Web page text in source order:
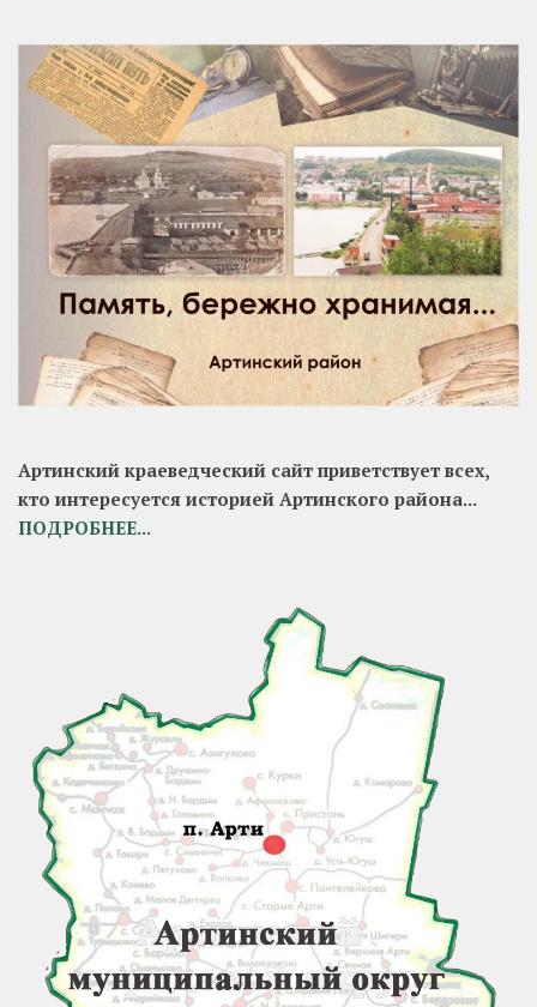
Артинский краеведческий сайт приветствует всех,
кто интересуется историей Артинского района...
ПОДРОБНЕЕ...